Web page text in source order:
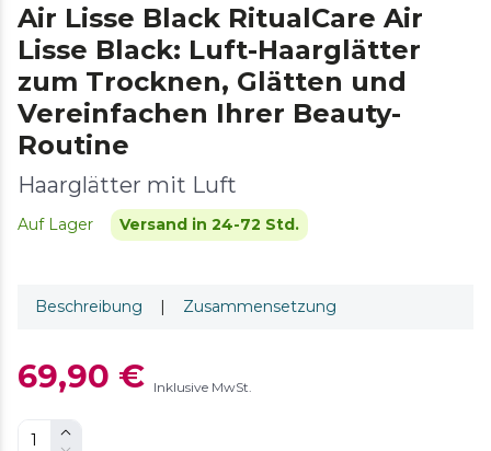
Air Lisse Black RitualCare Air
Lisse Black: Luft-Haarglätter
zum Trocknen, Glätten und
Vereinfachen Ihrer Beauty-
Routine
Haarglätter mit Luft
Auf Lager Versand in 24-72 Std.
Beschreibung | Zusammensetzung
69,90 € Inklusive MwSt.